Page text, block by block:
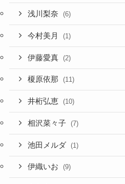
浅川梨奈 (6)
今村美月 (1)
伊藤愛真 (2)
榎原依那 (11)
井桁弘恵 (10)
相沢菜々子 (7)
池田メルダ (1)
伊織いお (9)